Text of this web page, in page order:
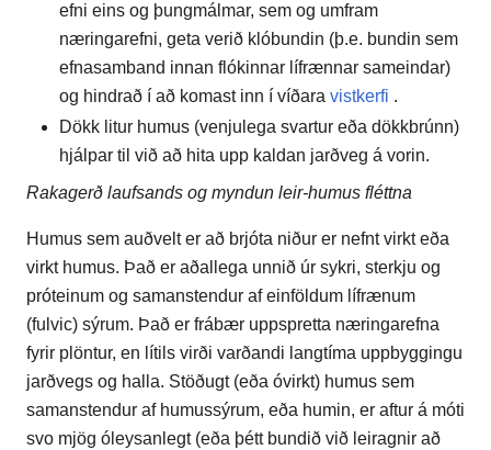
efni eins og þungmálmar, sem og umfram
næringarefni, geta verið klóbundin (þ.e. bundin sem
efnasamband innan flókinnar lífrænnar sameindar)
og hindrað í að komast inn í víðara vistkerfi .
Dökk litur humus (venjulega svartur eða dökkbrúnn)
hjálpar til við að hita upp kaldan jarðveg á vorin.
Rakagerð laufsands og myndun leir-humus fléttna
Humus sem auðvelt er að brjóta niður er nefnt virkt eða
virkt humus. Það er aðallega unnið úr sykri, sterkju og
próteinum og samanstendur af einföldum lífrænum
(fulvic) sýrum. Það er frábær uppspretta næringarefna
fyrir plöntur, en lítils virði varðandi langtíma uppbyggingu
jarðvegs og halla. Stöðugt (eða óvirkt) humus sem
samanstendur af humussýrum, eða humin, er aftur á móti
svo mjög óleysanlegt (eða þétt bundið við leiragnir að